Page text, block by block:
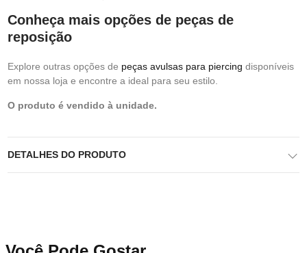
Conheça mais opções de peças de
reposição
Explore outras opções de peças avulsas para piercing disponíveis
em nossa loja e encontre a ideal para seu estilo.
O produto é vendido à unidade.
DETALHES DO PRODUTO